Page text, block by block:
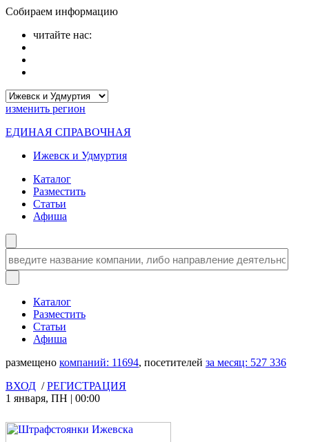
Собираем информацию
читайте нас:
изменить регион
ЕДИНАЯ СПРАВОЧНАЯ
Ижевск и Удмуртия
Каталог
Разместить
Статьи
Афиша
Каталог
Разместить
Статьи
Афиша
размещено компаний: 11694, посетителей за месяц: 527 336
ВХОД /РЕГИСТРАЦИЯ
1 января, ПН | 00:00